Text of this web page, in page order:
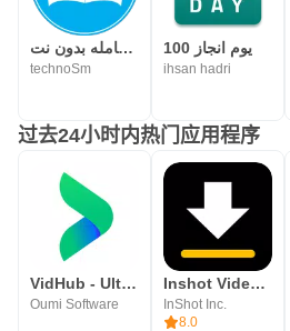
المكتبة الشامله بدون نت
technoSm
100 يوم انجاز
ihsan hadri
过去24小时内热门应用程序
VidHub - Ultimate media player
Oumi Software
Inshot Video Downloader
InShot Inc.
8.0